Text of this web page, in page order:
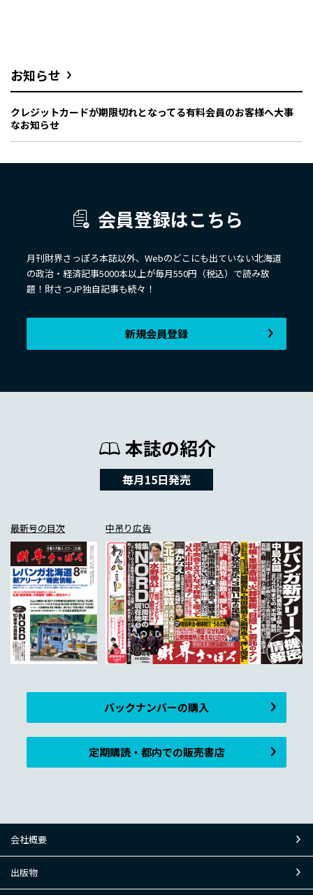
お知らせ
クレジットカードが期限切れとなってる有料会員のお客様へ大事
なお知らせ
会員登録はこちら
月刊財界さっぽろ本誌以外、Webのどこにも出ていない北海道
の政治・経済記事5000本以上が毎月550円（税込）で読み放
題！財さつJP独自記事も続々！
新規会員登録
本誌の紹介
毎月15日発売
最新号の目次 中吊り広告
バックナンバーの購入
定期購読・都内での販売書店
会社概要
出版物